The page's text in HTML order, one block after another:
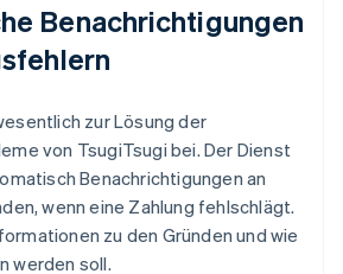
Benachrichtigungen
zur Lösung der
von TsugiTsugi bei. Der Dienst
Benachrichtigungen an
wenn eine Zahlung fehlschlägt.
zu den Gründen und wie
werden soll.